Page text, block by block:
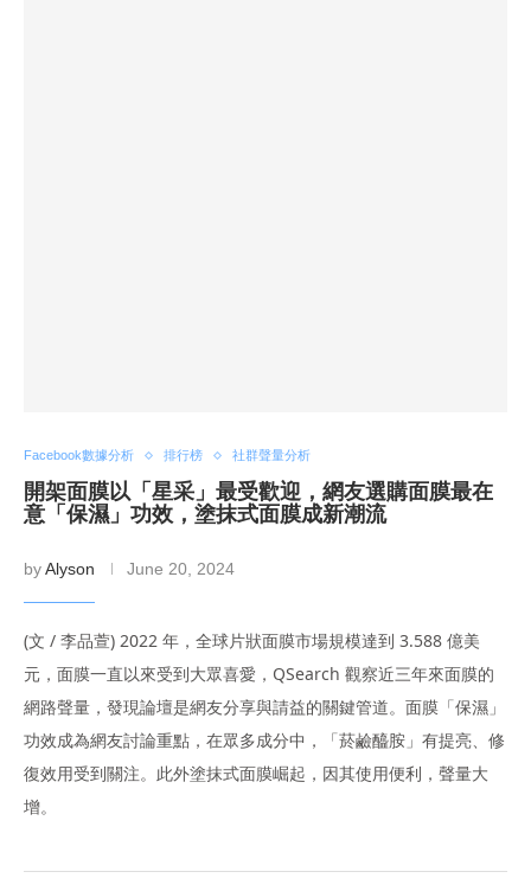
Facebook數據分析 排行榜 社群聲量分析
開架面膜以「星采」最受歡迎，網友選購面膜最在
意「保濕」功效，塗抹式面膜成新潮流
byAlyson June 20, 2024
(文 / 李品萱) 2022 年，全球片狀面膜市場規模達到 3.588 億美
元，面膜一直以來受到大眾喜愛，QSearch 觀察近三年來面膜的
網路聲量，發現論壇是網友分享與請益的關鍵管道。面膜「保濕」
功效成為網友討論重點，在眾多成分中，「菸鹼醯胺」有提亮、修
復效用受到關注。此外塗抹式面膜崛起，因其使用便利，聲量大
增。